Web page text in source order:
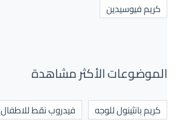
كريم فيوسيدين
الموضوعات الأكثر مشاهدة
كريم بانثينول للوجه
فيدروب نقط للاطفال